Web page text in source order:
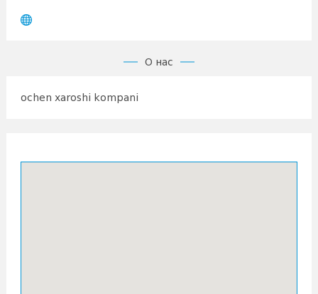
О нас
ochen xaroshi kompani